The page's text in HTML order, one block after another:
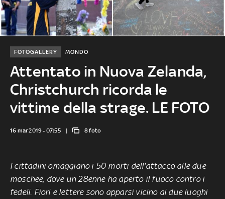
Attentato in Nuova Zelanda,
Christchurch ricorda le
vittime della strage. LE FOTO
MONDO
FOTOGALLERY
16 mar 2019 - 07:55 8 foto
I cittadini omaggiano i 50 morti dell'attacco alle due
moschee, dove un 28enne ha aperto il fuoco contro i
fedeli. Fiori e lettere sono apparsi vicino ai due luoghi